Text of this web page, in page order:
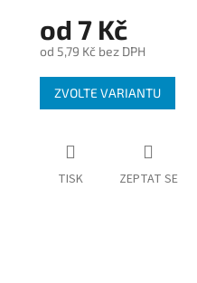
od 7 Kč
od 5,79 Kčbez DPH
Měrná
cena:
ZVOLTE VARIANTU
TISK ZEPTAT SE